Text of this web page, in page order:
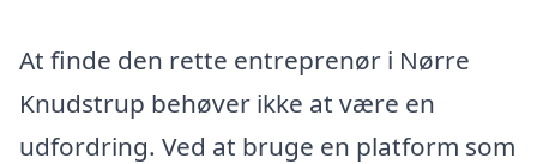
At finde den rette entreprenør i Nørre
Knudstrup behøver ikke at være en
udfordring. Ved at bruge en platform som